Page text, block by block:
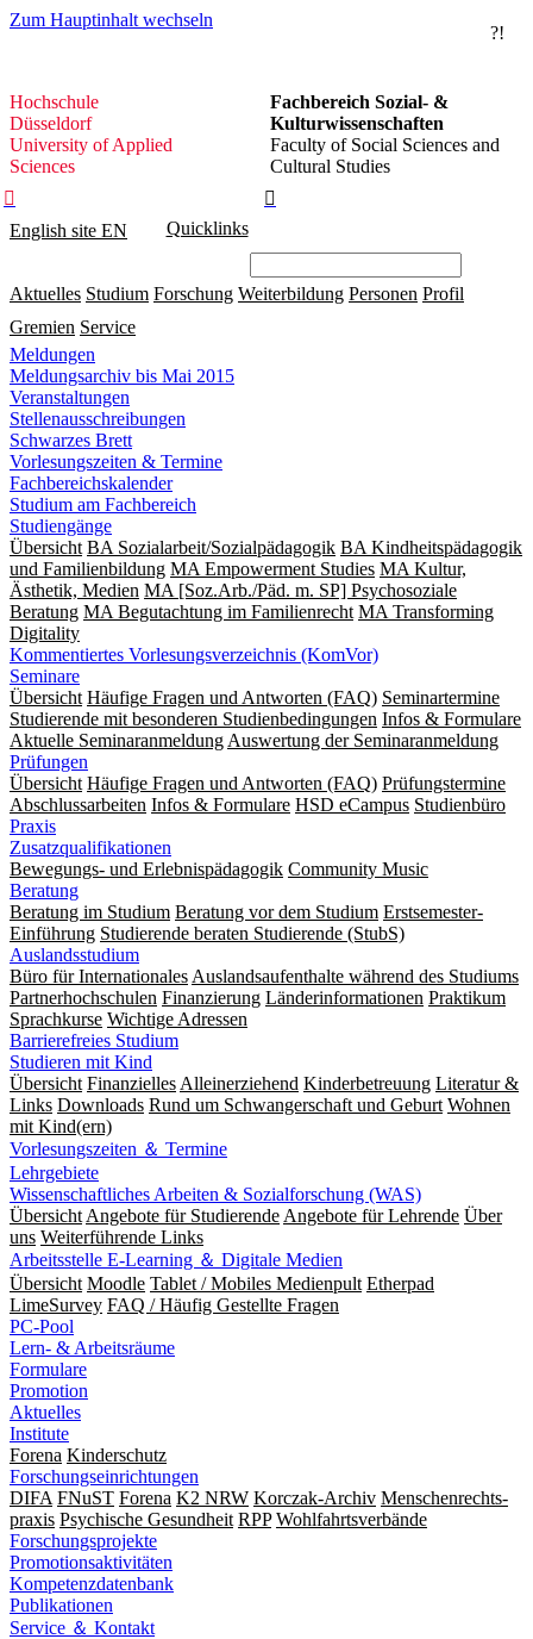
Zum Hauptinhalt wechseln
?!
Hochschule
Düsseldorf
Hochschule
Düsseldorf
University of Applied
Sciences
Fachbereich Sozial- &
Kulturwissenschaften
Faculty of Social Sciences and
Cultural Studies


English site EN Quicklinks
Aktuelles Studium Forschung Weiterbildung Personen Profil
Gremien Service
Meldungen
Meldungsarchiv bis Mai 2015
Veranstaltungen
Stellenausschreibungen
Schwarzes Brett
Vorlesungszeiten & Termine
Fachbereichskalender
Studium am Fachbereich
Studiengänge
Übersicht BA Sozialarbeit/Sozialpädagogik BA Kindheitspädagogik
und Familienbildung MA Empowerment Studies MA Kultur,
Ästhetik, Medien MA [Soz.Arb./Päd. m. SP] Psychosoziale
Beratung MA Begut­ach­tung im Fami­lien­recht MA Transforming
Digitality
Kommentiertes Vorlesungsverzeichnis (KomVor)
Seminare
Übersicht Häufige Fragen und Antworten (FAQ) Seminartermine
Studierende mit besonderen Studienbedingungen Infos & Formulare
Aktuelle Seminaranmeldung Auswertung der Seminaranmeldung
Prüfungen
Übersicht Häufige Fragen und Antworten (FAQ) Prüfungstermine
Abschlussarbeiten Infos & Formulare HSD eCampus Studienbüro
Praxis
Zusatzqualifikationen
Bewegungs- und Erlebnispädagogik Community Music
Beratung
Beratung im Studium Beratung vor dem Studium Erstsemester-
Einführung Studierende beraten Studierende (StubS)
Auslandsstudium
Büro für Internationales Auslandsaufenthalte während des Studiums
Partnerhochschulen Finanzierung Länderinformationen Praktikum
Sprachkurse Wichtige Adressen
Barrierefreies Studium
Studieren mit Kind
Übersicht Finanzielles Alleinerziehend Kinderbetreuung Literatur &
Links Downloads Rund um Schwangerschaft und Geburt Wohnen
mit Kind(ern)
Vorlesungszeiten ＆ Termine
Lehrgebiete
Wissenschaftliches Arbeiten & Sozialforschung (WAS)
Übersicht Angebote für Studierende Angebote für Lehrende Über
uns Weiterführende Links
Arbeitsstelle E-Learning ＆ Digitale Medien
Übersicht Moodle Tablet / Mobiles Medienpult Etherpad
LimeSurvey FAQ / Häufig Gestellte Fragen
PC-Pool
Lern- & Arbeitsräume
Formulare
Promotion
Aktuelles
Institute
Forena Kinderschutz
Forschungseinrichtungen
DIFA FNuST Forena K2 NRW Korczak-Archiv Men­schen­rechts­
praxis Psy­chische Gesund­heit RPP Wohlfahrts­verbände
Forschungsprojekte
Promotionsaktivitäten
Kompetenzdatenbank
Publikationen
Service ＆ Kontakt